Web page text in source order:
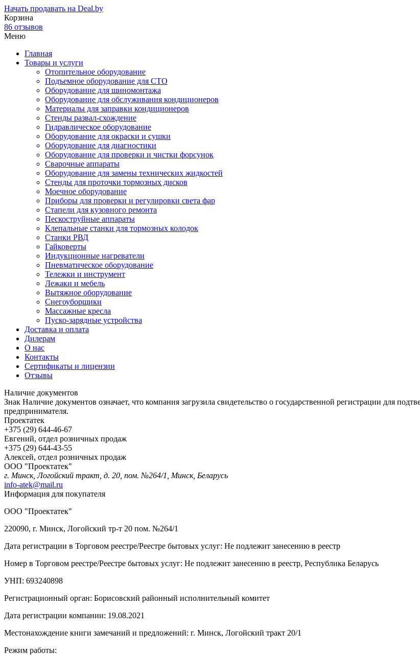
Начать продавать на Deal.by
Корзина
86 отзывов
Меню
Главная
Товары и услуги
Отопительное оборудование
Подъемное оборудование для СТО
Оборудование для шиномонтажа
Оборудование для обслуживания кондиционеров
Материалы для заправки кондиционеров
Стенды развал-схождение
Гидравлическое оборудование
Оборудование для окраски и сушки
Оборудование для диагностики
Оборудование для проверки и чистки форсунок
Сварочные аппараты
Оборудование для замены технических жидкостей
Стенды для проточки тормозных дисков
Моечное оборудование
Приборы для проверки и регулировки света фар
Стапели для кузовного ремонта
Пескоструйные аппараты
Клепальные станки для тормозных колодок
Станки РВД
Гайковерты
Индукционные нагреватели
Пневматическое оборудование
Тележки и инструмент
Лежаки и мебель
Вытяжное оборудование
Снегоуборщики
Массажные кресла
Пуско-зарядные устройства
Доставка и оплата
Дилерам
О нас
Контакты
Сертификаты и лицензии
Отзывы
Наличие документов
Знак Наличие документов означает, что компания загрузила свидетельство о государственной регистрации для
предпринимателя.
Проектатек
+375 (29) 644-46-67
Евгений, отдел розничных продаж
+375 (29) 644-43-55
Алексей, отдел розничных продаж
ООО "Проектатек"
г. Минск, Логойский тракт, д. 20, пом. №264/1, Минск, Беларусь
info-atek@mail.ru
Информация для покупателя
ООО "Проектатек"
220090, г. Минск, Логойский тр-т 20 пом. №264/1
Дата регистрации в Торговом реестре/Реестре бытовых услуг: Не подлежит занесению в реестр
Номер в Торговом реестре/Реестре бытовых услуг: Не подлежит занесению в реестр, Республика Беларусь
УНП: 693240898
Регистрационный орган: Борисовский районный исполнительный комитет
Дата регистрации компании: 19.08.2021
Местонахождение книги замечаний и предложений: г. Минск, Логойский тракт 20/1
Режим работы: